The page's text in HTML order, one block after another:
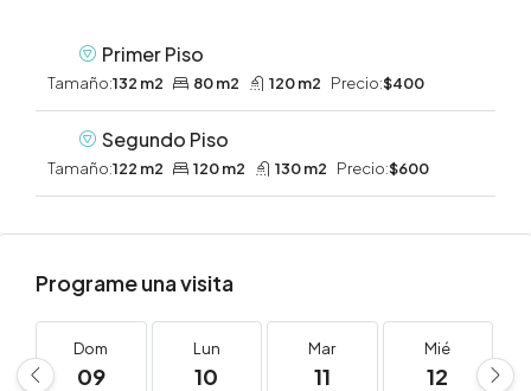
Primer Piso
Tamaño:132 m2 80 m2 120 m2 Precio:$400
Segundo Piso
Tamaño:122 m2 120 m2 130 m2 Precio:$600
Programe una visita
Dom
09
Lun
10
Mar
11
Mié
12